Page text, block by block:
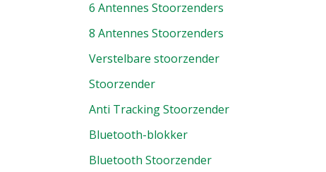
6 Antennes Stoorzenders
8 Antennes Stoorzenders
Verstelbare stoorzender
Stoorzender
Anti Tracking Stoorzender
Bluetooth-blokker
Bluetooth Stoorzender